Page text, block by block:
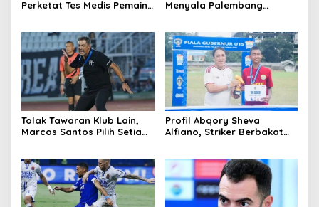
Perketat Tes Medis Pemain
Menyala Palembang
Tolak Tawaran Klub Lain,
Marcos Santos Pilih Setia
Profil Abqory Sheva
Alfiano, Striker Berbakat